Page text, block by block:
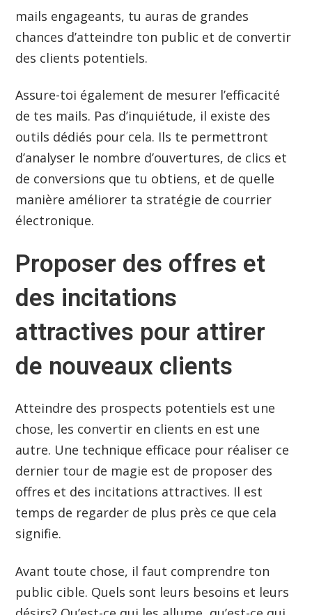
mails engageants, tu auras de grandes
chances d’atteindre ton public et de convertir
des clients potentiels.
Assure-toi également de mesurer l’efficacité
de tes mails. Pas d’inquiétude, il existe des
outils dédiés pour cela. Ils te permettront
d’analyser le nombre d’ouvertures, de clics et
de conversions que tu obtiens, et de quelle
manière améliorer ta stratégie de courrier
électronique.
Proposer des offres et
des incitations
attractives pour attirer
de nouveaux clients
Atteindre des prospects potentiels est une
chose, les convertir en clients en est une
autre. Une technique efficace pour réaliser ce
dernier tour de magie est de proposer des
offres et des incitations attractives. Il est
temps de regarder de plus près ce que cela
signifie.
Avant toute chose, il faut comprendre ton
public cible. Quels sont leurs besoins et leurs